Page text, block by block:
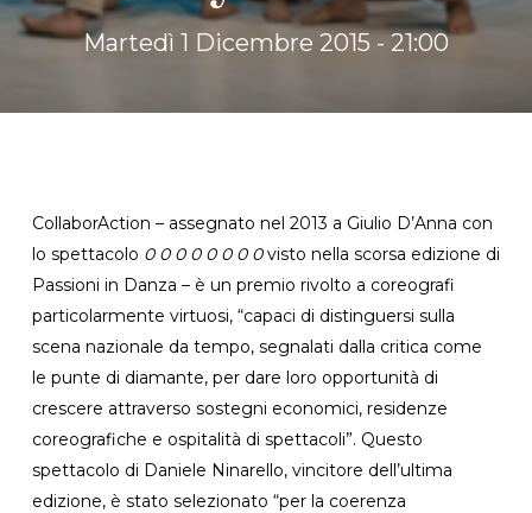
Martedì 1 Dicembre 2015 - 21:00
CollaborAction – assegnato nel 2013 a Giulio D’Anna con
lo spettacolo 0 0 0 0 0 0 0 0visto nella scorsa edizione di
Passioni in Danza – è un premio rivolto a coreografi
particolarmente virtuosi, “capaci di distinguersi sulla
scena nazionale da tempo, segnalati dalla critica come
le punte di diamante, per dare loro opportunità di
crescere attraverso sostegni economici, residenze
coreografiche e ospitalità di spettacoli”. Questo
spettacolo di Daniele Ninarello, vincitore dell’ultima
edizione, è stato selezionato “per la coerenza